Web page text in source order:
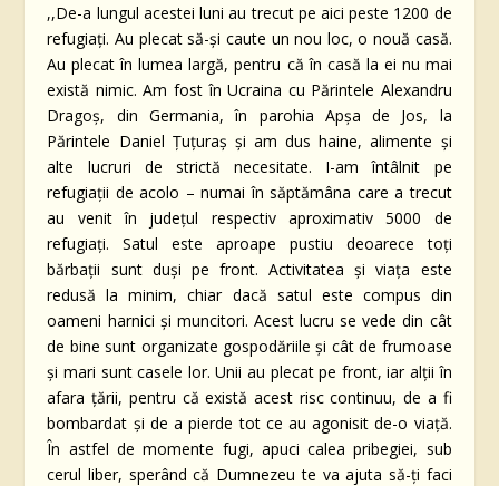
,,De-a lungul acestei luni au trecut pe aici peste 1200 de
refugiați. Au plecat să-și caute un nou loc, o nouă casă.
Au plecat în lumea largă, pentru că în casă la ei nu mai
există nimic. Am fost în Ucraina cu Părintele Alexandru
Dragoș, din Germania, în parohia Apșa de Jos, la
Părintele Daniel Țuțuraș și am dus haine, alimente și
alte lucruri de strictă necesitate. I-am întâlnit pe
refugiații de acolo – numai în săptămâna care a trecut
au venit în județul respectiv aproximativ 5000 de
refugiați. Satul este aproape pustiu deoarece toți
bărbații sunt duși pe front. Activitatea și viața este
redusă la minim, chiar dacă satul este compus din
oameni harnici și muncitori. Acest lucru se vede din cât
de bine sunt organizate gospodăriile și cât de frumoase
și mari sunt casele lor. Unii au plecat pe front, iar alții în
afara țării, pentru că există acest risc continuu, de a fi
bombardat și de a pierde tot ce au agonisit de-o viață.
În astfel de momente fugi, apuci calea pribegiei, sub
cerul liber, sperând că Dumnezeu te va ajuta să-ți faci